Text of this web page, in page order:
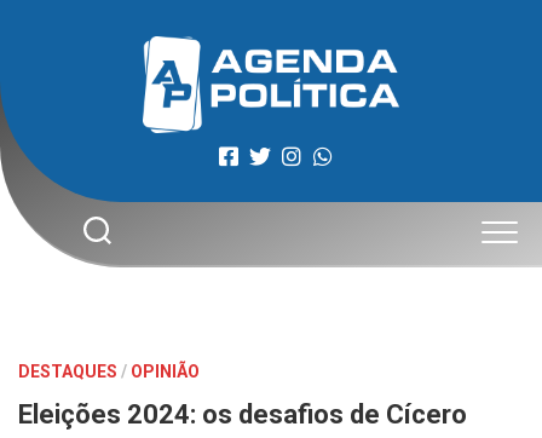
DESTAQUES / OPINIÃO
Eleições 2024: os desafios de Cícero